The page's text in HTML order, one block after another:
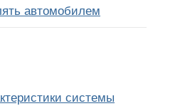
автомобилем
системы